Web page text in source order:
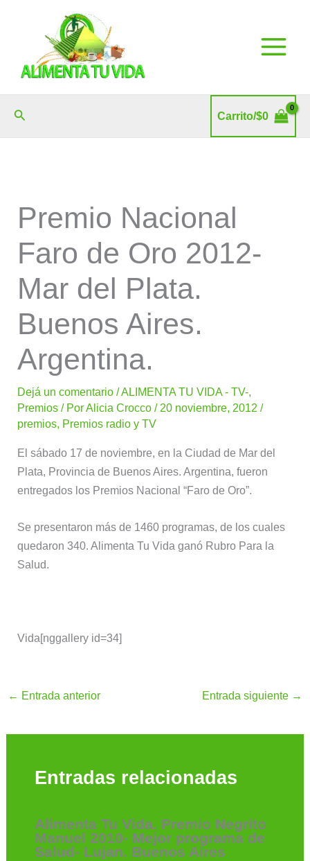
Buscar Carrito/$0
Premio Nacional
Faro de Oro 2012-
Mar del Plata.
Buenos Aires.
Argentina.
Dejá un comentario /ALIMENTA TU VIDA - TV-,
Premios / PorAlicia Crocco/ 20 noviembre, 2012/
premios, Premios radio y TV
El sábado 17 de noviembre, en la Ciudad de Mar del
Plata, Provincia de Buenos Aires. Argentina, fueron
entregados los Premios Nacional “Faro de Oro”.
Se presentaron más de 1460 programas, de los cuales
quedaron 340. Alimenta Tu Vida ganó Rubro Para la
Salud.
Vida[nggallery id=34]
← Entrada anterior Entrada siguiente →
Entradas relacionadas
Alimenta Tu Vida. Premio Negrito
Manuel 2010- Mejor programa de
Salud- Lujan. Buenos Aires